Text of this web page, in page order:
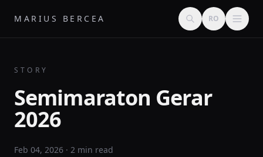
MARIUS BERCEA RO
STORY
Semimaraton Gerar
2026
Feb 04, 2026 · 2 min read